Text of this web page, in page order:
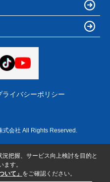
ライバシーポリシー
式会社 All Rights Reserved.
把握、サービス向上検討を目的と
す。
いて」 をご確認ください。